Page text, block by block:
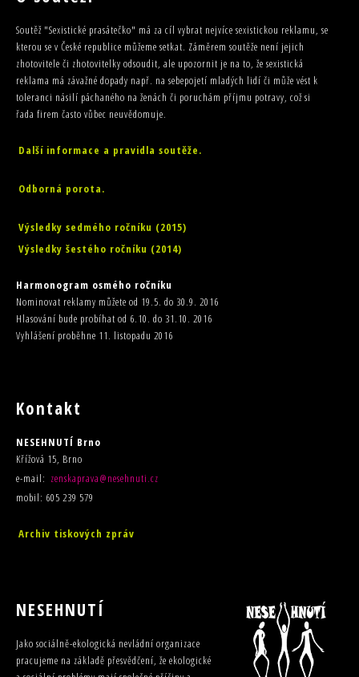
Soutěž "Sexistické prasátečko" má za cíl vybrat nejvíce sexistickou reklamu, se
kterou se v České republice můžeme setkat. Záměrem soutěže není jejich
zhotovitele či zhotovitelky odsoudit, ale upozornit je na to, že sexistická
reklama má závažné dopady např. na sebepojetí mladých lidí či může vést k
toleranci násilí páchaného na ženách či poruchám příjmu potravy, což si
řada firem často vůbec neuvědomuje.
Další informace a pravidla soutěže.
Odborná porota.
Výsledky sedmého ročníku (2015)
Výsledky šestého ročníku (2014)
Harmonogram osmého ročníku
Nominovat reklamy můžete od 19.5. do 30.9. 2016
Hlasování bude probíhat od 6.10. do 31.10. 2016
Vyhlášení proběhne 11. listopadu 2016
Kontakt
NESEHNUTÍ Brno
Křížová 15, Brno
e-mail: zenskaprava@nesehnuti.cz
mobil: 605 239 579
Archiv tiskových zpráv
NESEHNUTÍ
Jako sociálně-ekologická nevládní organizace
pracujeme na základě přesvědčení, že ekologické